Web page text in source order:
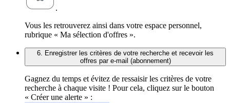
.
Vous les retrouverez ainsi dans votre espace personnel,
rubrique « Ma sélection d'offres ».
6. Enregistrer les critères de votre recherche et recevoir les
offres par e-mail (abonnement)
Gagnez du temps et évitez de ressaisir les critères de votre
recherche à chaque visite ! Pour cela, cliquez sur le bouton
« Créer une alerte » :